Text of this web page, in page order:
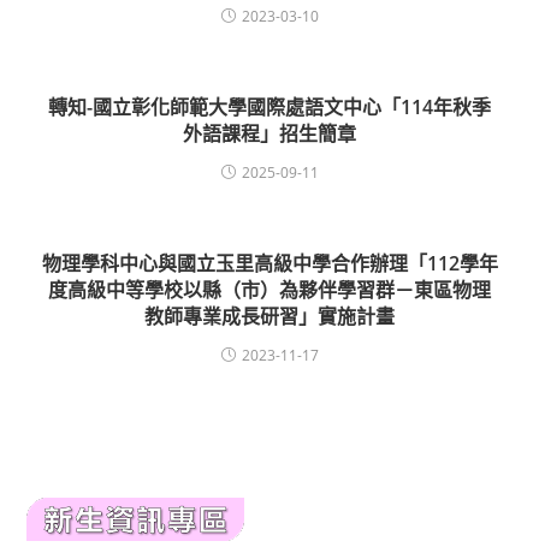
2023-03-10
轉知-國立彰化師範大學國際處語文中心「114年秋季
外語課程」招生簡章
2025-09-11
物理學科中心與國立玉里高級中學合作辦理「112學年
度高級中等學校以縣（市）為夥伴學習群－東區物理
教師專業成長研習」實施計畫
2023-11-17